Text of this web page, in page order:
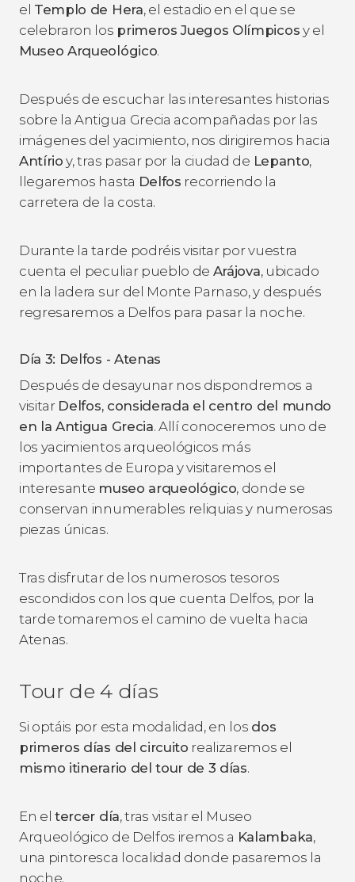
el Templo de Hera, el estadio en el que se
celebraron los primeros Juegos Olímpicos y el
Museo Arqueológico.
Después de escuchar las interesantes historias
sobre la Antigua Grecia acompañadas por las
imágenes del yacimiento, nos dirigiremos hacia
Antírio y, tras pasar por la ciudad de Lepanto,
llegaremos hasta Delfos recorriendo la
carretera de la costa.
Durante la tarde podréis visitar por vuestra
cuenta el peculiar pueblo de Arájova, ubicado
en la ladera sur del Monte Parnaso, y después
regresaremos a Delfos para pasar la noche.
Día 3: Delfos - Atenas
Después de desayunar nos dispondremos a
visitar Delfos, considerada el centro del mundo
en la Antigua Grecia. Allí conoceremos uno de
los yacimientos arqueológicos más
importantes de Europa y visitaremos el
interesante museo arqueológico, donde se
conservan innumerables reliquias y numerosas
piezas únicas.
Tras disfrutar de los numerosos tesoros
escondidos con los que cuenta Delfos, por la
tarde tomaremos el camino de vuelta hacia
Atenas.
Tour de 4 días
Si optáis por esta modalidad, en los dos
primeros días del circuito realizaremos el
mismo itinerario del tour de 3 días.
En eltercer día, tras visitar el Museo
Arqueológico de Delfos iremos a Kalambaka,
una pintoresca localidad donde pasaremos la
noche.